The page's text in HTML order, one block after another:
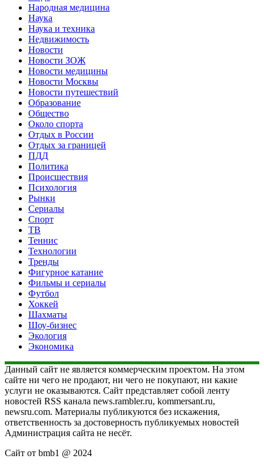
Народная медицина
Наука
Наука и техника
Недвижимость
Новости
Новости ЗОЖ
Новости медицины
Новости Москвы
Новости путешествий
Образование
Общество
Около спорта
Отдых в России
Отдых за границей
ПДД
Политика
Происшествия
Психология
Рынки
Сериалы
Спорт
ТВ
Теннис
Технологии
Тренды
Фигурное катание
Фильмы и сериалы
Футбол
Хоккей
Шахматы
Шоу-бизнес
Экология
Экономика
Данный сайт не является коммерческим проектом. На этом
сайте ни чего не продают, ни чего не покупают, ни какие
услуги не оказываются. Сайт представляет собой ленту
новостей RSS канала news.rambler.ru, kommersant.ru,
newsru.com. Материалы публикуются без искажения,
ответственность за достоверность публикуемых новостей
Администрация сайта не несёт.
Сайт от bmb1 @ 2024